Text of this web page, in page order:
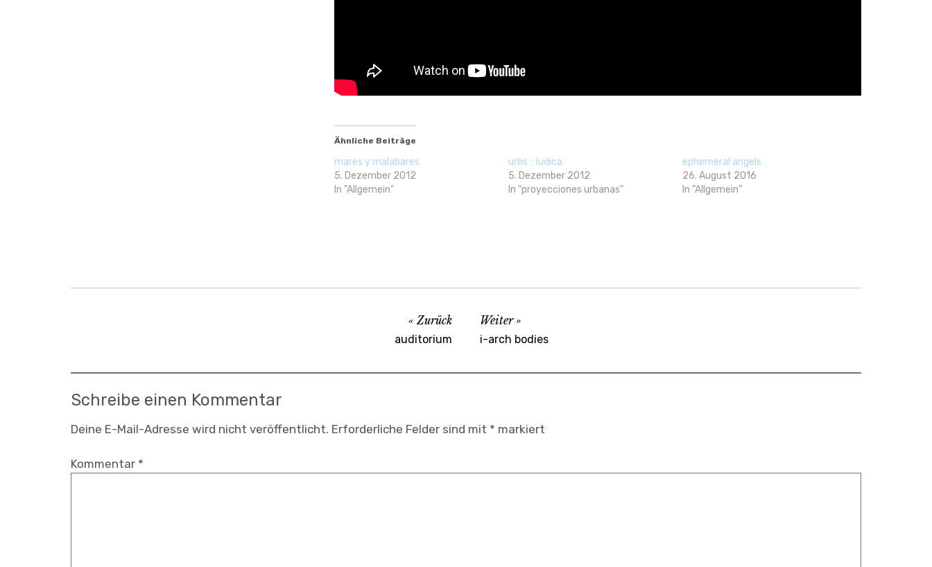
Ähnliche Beiträge
mares y malabares
5. Dezember 2012
In "Allgemein"
urbs :: ludica
5. Dezember 2012
In "proyecciones urbanas"
ephemeral angels
26. August 2016
In "Allgemein"
Zurück
auditorium
Weiter
i-arch bodies
Schreibe einen Kommentar
Deine E-Mail-Adresse wird nicht veröffentlicht. Erforderliche Felder sind mit * markiert
Kommentar *